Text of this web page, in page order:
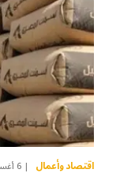
اقتصاد وأعمال 6 أغسطس، 2026